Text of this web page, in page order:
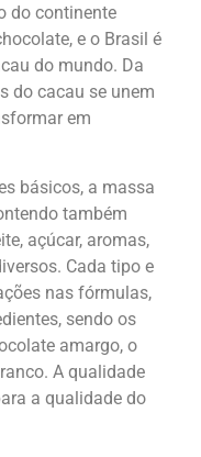
do continente
e o Brasil é
do mundo. Da
do cacau se unem
em
básicos, a massa
também
açúcar, aromas,
Cada tipo e
nas fórmulas,
sendo os
amargo, o
A qualidade
a qualidade do